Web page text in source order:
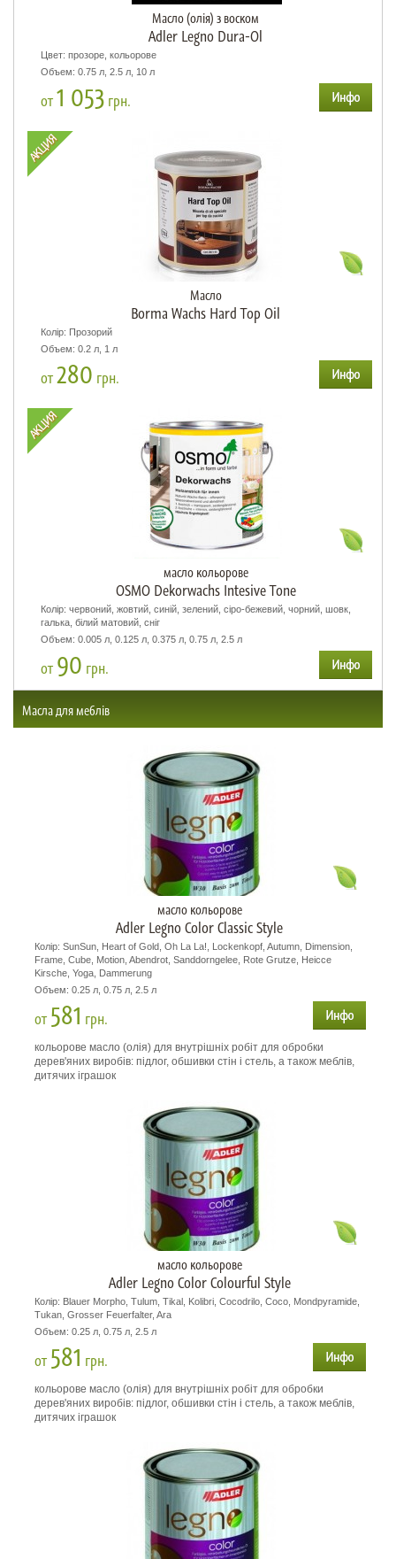
Масло (олія) з воском
Adler Legno Dura-Ol
Цвет: прозоре, кольорове
Объем: 0.75 л, 2.5 л, 10 л
от1 053 грн.
Масло
Borma Wachs Hard Top Oil
Колір: Прозорий
Объем: 0.2 л, 1 л
от280 грн.
масло кольорове
OSMO Dekorwachs Intesive Tone
Колір: червоний, жовтий, синій, зелений, сіро-бежевий, чорний, шовк,
галька, білий матовий, сніг
Объем: 0.005 л, 0.125 л, 0.375 л, 0.75 л, 2.5 л
от 90 грн.
Масла для меблів
масло кольорове
Adler Legno Color Classic Style
Колір: SunSun, Heart of Gold, Oh La La!, Lockenkopf, Autumn, Dimension,
Frame, Cube, Motion, Abendrot, Sanddorngelee, Rote Grutze, Heicce
Kirsche, Yoga, Dammerung
Объем: 0.25 л, 0.75 л, 2.5 л
от 581 грн.
кольорове масло (олія) для внутрішніх робіт для обробки
дерев'яних виробів: підлог, обшивки стін і стель, а також меблів,
дитячих іграшок
масло кольорове
Adler Legno Color Colourful Style
Колір: Blauer Morpho, Tulum, Tikal, Kolibri, Cocodrilo, Coco, Mondpyramide,
Tukan, Grosser Feuerfalter, Ara
Объем: 0.25 л, 0.75 л, 2.5 л
от 581 грн.
кольорове масло (олія) для внутрішніх робіт для обробки
дерев'яних виробів: підлог, обшивки стін і стель, а також меблів,
дитячих іграшок